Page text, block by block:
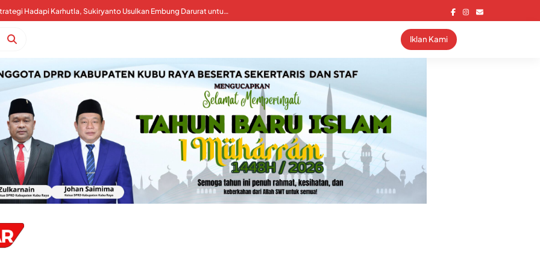
Kubu Raya Perkuat Strategi Hadapi Karhutla, Sukiryanto Usulkan Embung Darurat untuk Percepat Pemadaman
Iklan Kami